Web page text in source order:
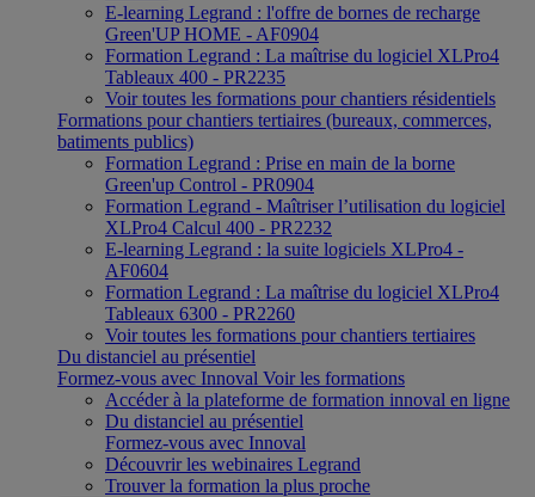
E-learning Legrand : l'offre de bornes de recharge
Green'UP HOME - AF0904
Formation Legrand : La maîtrise du logiciel XLPro4
Tableaux 400 - PR2235
Voir toutes les formations pour chantiers résidentiels
Formations pour chantiers tertiaires (bureaux, commerces,
batiments publics)
Formation Legrand : Prise en main de la borne
Green'up Control - PR0904
Formation Legrand - Maîtriser l’utilisation du logiciel
XLPro4 Calcul 400 - PR2232
E-learning Legrand : la suite logiciels XLPro4 -
AF0604
Formation Legrand : La maîtrise du logiciel XLPro4
Tableaux 6300 - PR2260
Voir toutes les formations pour chantiers tertiaires
Du distanciel au présentiel
Formez-vous avec Innoval Voir les formations
Accéder à la plateforme de formation innoval en ligne
Du distanciel au présentiel
Formez-vous avec Innoval
Découvrir les webinaires Legrand
Trouver la formation la plus proche